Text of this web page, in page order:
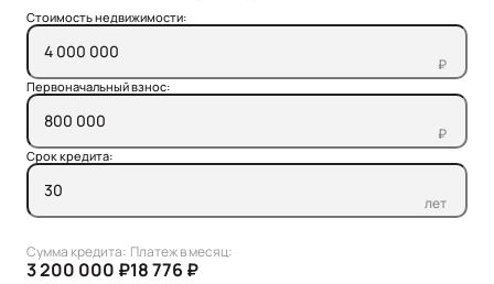
Стоимость недвижимости:
₽
Первоначальный взнос:
₽
Срок кредита:
лет
Сумма кредита:
3 200 000 ₽
Платеж в месяц:
18 776 ₽